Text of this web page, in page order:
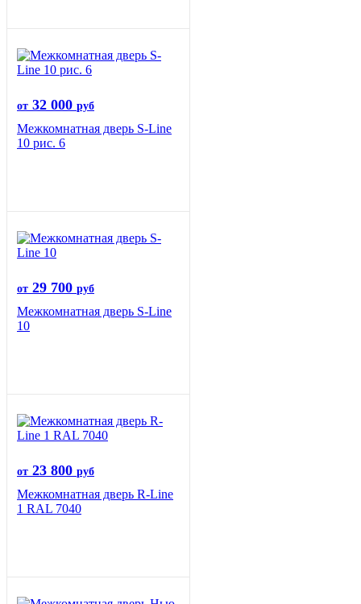
от 32 000 руб
Межкомнатная дверь S-Line
10 рис. 6
от 29 700 руб
Межкомнатная дверь S-Line
10
от 23 800 руб
Межкомнатная дверь R-Line
1 RAL 7040